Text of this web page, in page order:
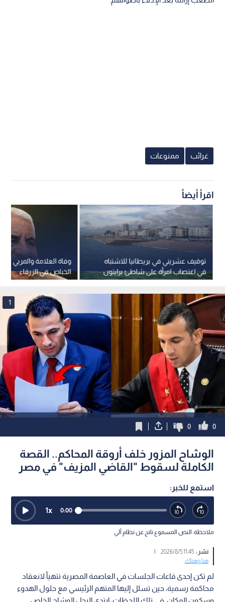
غرائب ممنوعات
اقرأ أيضاً
وفاة العلامة والمربي
الخباص في الزرقاء
توقيف عشريني في بريطانيا للاشتباه
في اغتصاب امرأة على شاطئ برايتون
وفق إعلام بريطاني
1
0
0
الوشاح المزور خلف أروقة المحاكم.. القصة
الكاملة لسقوط "القاضي المزيف" في مصر
استمع للخبر:
0:00
1x
ملاحظة: النص المسموع ناتج عن نظام آلي
نشر :11:45 2026/8/5
|
هنا وهناك
لم تكن إحدى قاعات الجلسات في العاصمة المصرية تتهيأ لانعقاد
محاكمة رسمية، حين تسلل إليها المتهم الرئيسي مع حلول الهدوء
وسكون المكان. في تلك اللحظات، ارتدى الرجل الوشاح الخاص